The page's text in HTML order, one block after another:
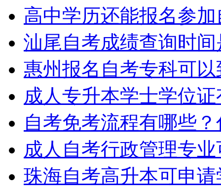
高中学历还能报名参
汕尾自考成绩查询时
惠州报名自考专科可
成人专升本学士学位
自考免考流程有哪些
成人自考行政管理专
珠海自考高升本可申